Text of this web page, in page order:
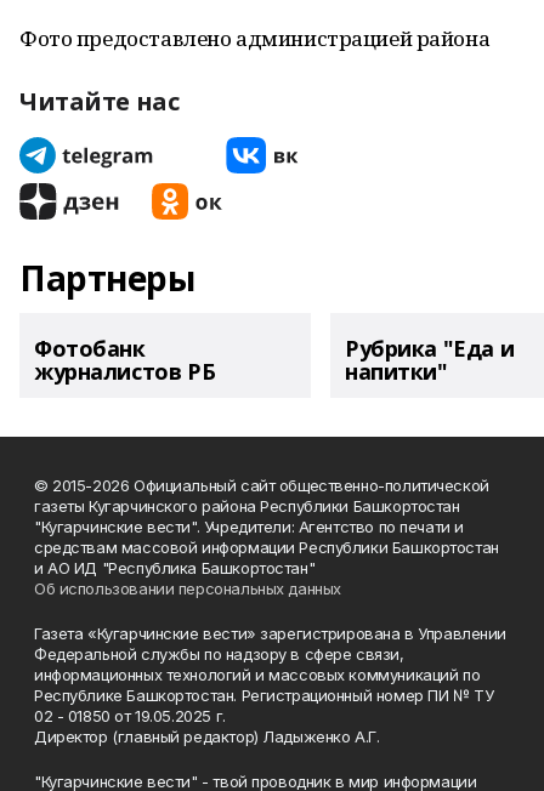
Фото предоставлено администрацией района
Читайте нас
Партнеры
Фотобанк
журналистов РБ
Рубрика "Еда и
напитки"
© 2015-2026 Официальный сайт общественно-политической
газеты Кугарчинского района Республики Башкортостан
"Кугарчинские вести". Учредители: Агентство по печати и
средствам массовой информации Республики Башкортостан
и АО ИД "Республика Башкортостан"
Об использовании персональных данных
Газета «Кугарчинские вести» зарегистрирована в Управлении
Федеральной службы по надзору в сфере связи,
информационных технологий и массовых коммуникаций по
Республике Башкортостан. Регистрационный номер ПИ № ТУ
02 - 01850 от 19.05.2025 г.
Директор (главный редактор) Ладыженко А.Г.
"Кугарчинские вести" - твой проводник в мир информации